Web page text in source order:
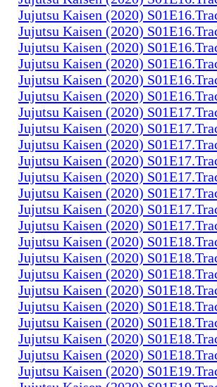
Jujutsu Kaisen (2020)
Jujutsu Kaisen (2020)
Jujutsu Kaisen (2020)
Jujutsu Kaisen (2020)
Jujutsu Kaisen (2020)
Jujutsu Kaisen (2020)
Jujutsu Kaisen (2020)
Jujutsu Kaisen (2020)
Jujutsu Kaisen (2020)
Jujutsu Kaisen (2020)
Jujutsu Kaisen (2020)
Jujutsu Kaisen (2020)
Jujutsu Kaisen (2020)
Jujutsu Kaisen (2020)
Jujutsu Kaisen (2020)
Jujutsu Kaisen (2020)
Jujutsu Kaisen (2020)
Jujutsu Kaisen (2020)
Jujutsu Kaisen (2020)
Jujutsu Kaisen (2020)
Jujutsu Kaisen (2020)
Jujutsu Kaisen (2020)
Jujutsu Kaisen (2020)